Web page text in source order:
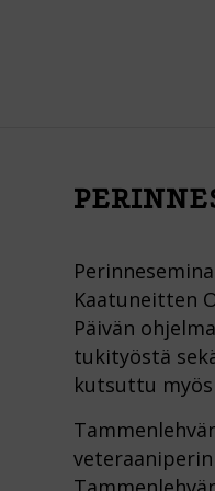
Kaatuneitten
Päivän
tukityöstä
kutsuttu